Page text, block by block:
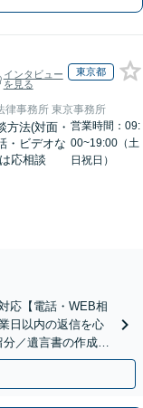
インタビュー
を見る
東京都
律事務所 東京事務所
方法(対面・
・ビデオな
応相談
営業時間：09:
00~19:00（土
日祝日）
応【電話・WEB相
日以内の返信を心
／遺言書の作成・
談あり】